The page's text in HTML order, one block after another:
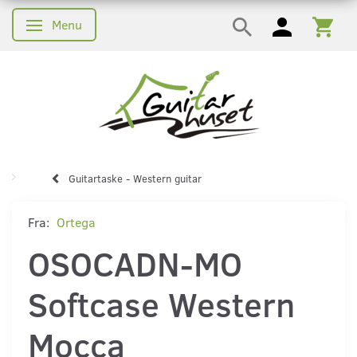
Skifte navigation
Menu
Guitartaske - Western guitar
Fra: Ortega
OSOCADN-MO
Softcase Western
Mocca